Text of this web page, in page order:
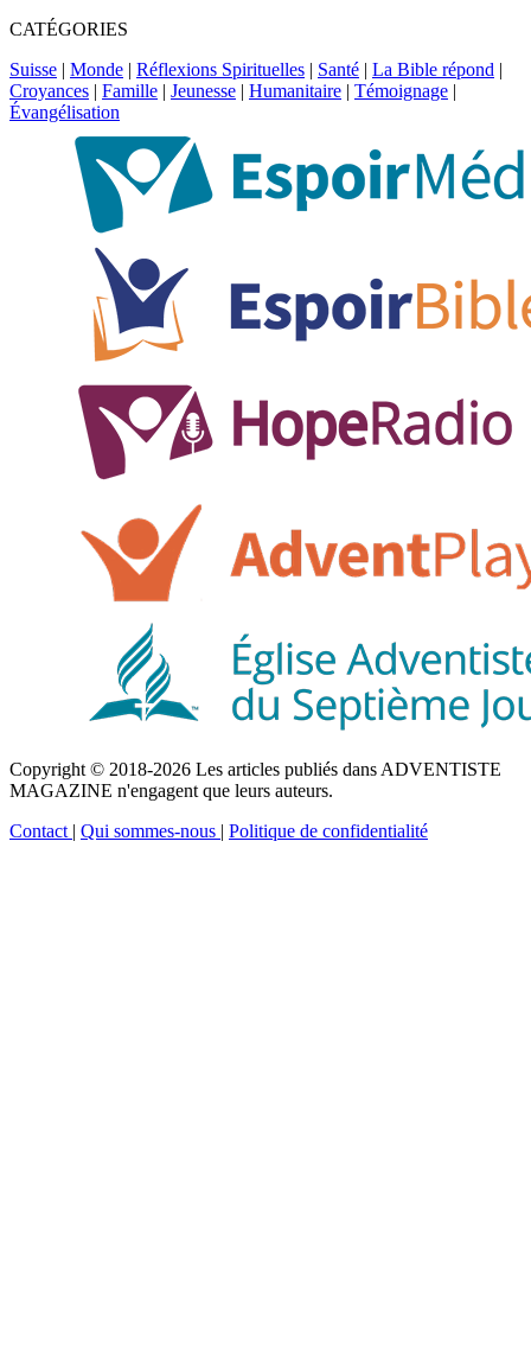
CATÉGORIES
Suisse | Monde | Réflexions Spirituelles | Santé | La Bible répond |
Croyances | Famille | Jeunesse | Humanitaire | Témoignage |
Évangélisation
Copyright © 2018-2026 Les articles publiés dans ADVENTISTE
MAGAZINE n'engagent que leurs auteurs.
Contact | Qui sommes-nous | Politique de confidentialité